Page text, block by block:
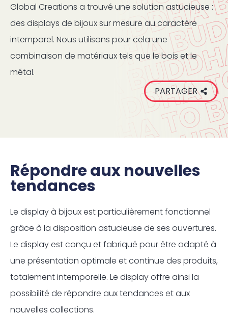
Global Creations a trouvé une solution astucieuse :
des displays de bijoux sur mesure au caractère
intemporel. Nous utilisons pour cela une
combinaison de matériaux tels que le bois et le
métal.
PARTAGER
Répondre aux nouvelles
tendances
Le display à bijoux est particulièrement fonctionnel
grâce à la disposition astucieuse de ses ouvertures.
Le display est conçu et fabriqué pour être adapté à
une présentation optimale et continue des produits,
totalement intemporelle. Le display offre ainsi la
possibilité de répondre aux tendances et aux
nouvelles collections.